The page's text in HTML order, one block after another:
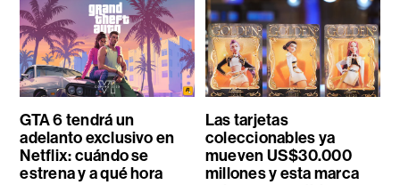
GTA 6 tendrá un
adelanto exclusivo en
Netflix: cuándo se
estrena y a qué hora
Las tarjetas
coleccionables ya
mueven US$30.000
millones y esta marca